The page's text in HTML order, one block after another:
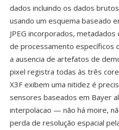
dados incluindo os dados
usando um esquema baseado
JPEG incorporados,
de processamento específicos
a ausencia de artefatos de
pixel registra todas às três
X3F exibem uma nitidez é
sensores baseados em Bayer
interpolacao — não há moire,
perda de resolução espacial